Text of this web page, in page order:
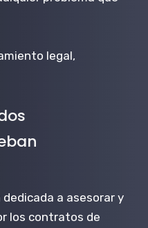
legal,
a asesorar y
los contratos de